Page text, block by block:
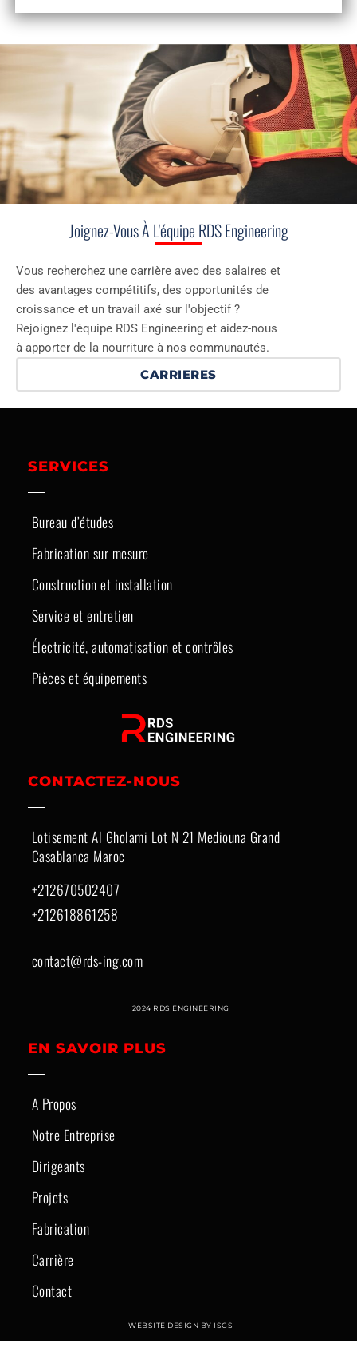
INSTALLATION &
Joignez-Vous À L'équipe RDS Engineering
Vous recherchez une carrière avec des salaires et
des avantages compétitifs, des opportunités de
croissance et un travail axé sur l'objectif ?
Rejoignez l'équipe RDS Engineering et aidez-nous
à apporter de la nourriture à nos communautés.
CARRIERES
SERVICES
Bureau d’études
Fabrication sur mesure
Construction et installation
Service et entretien
Électricité, automatisation et contrôles
Pièces et équipements
CONTACTEZ-NOUS
Lotisement Al Gholami Lot N 21 Mediouna Grand
Casablanca Maroc
+212670502407
+212618861258
contact@rds-ing.com
2024 RDS ENGINEERING
EN SAVOIR PLUS
A Propos
Notre Entreprise
Dirigeants
Projets
Fabrication
Carrière
Contact
WEBSITE DESIGN BY ISGS